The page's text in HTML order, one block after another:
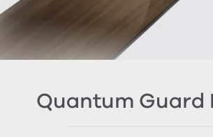
Quantum Guard